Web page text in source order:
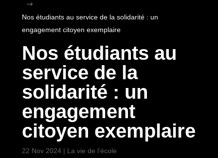
$
Nos étudiants au service de la solidarité : un
engagement citoyen exemplaire
Nos étudiants au
service de la
solidarité : un
engagement
citoyen exemplaire
22 Nov 2024| La vie de l’école